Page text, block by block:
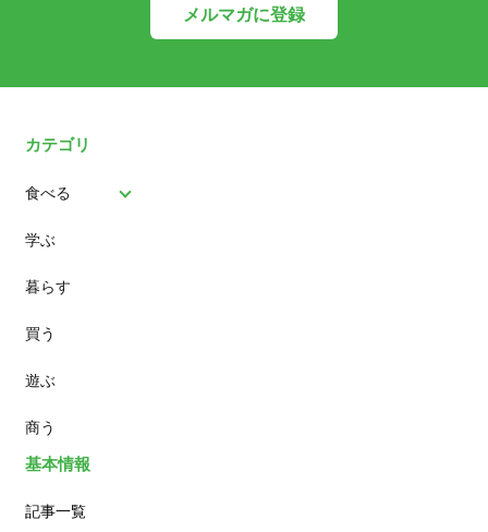
メルマガに登録
カテゴリ
食べる
パン
スイーツ
ランチ
カフェ
学ぶ
暮らす
買う
遊ぶ
商う
基本情報
記事一覧